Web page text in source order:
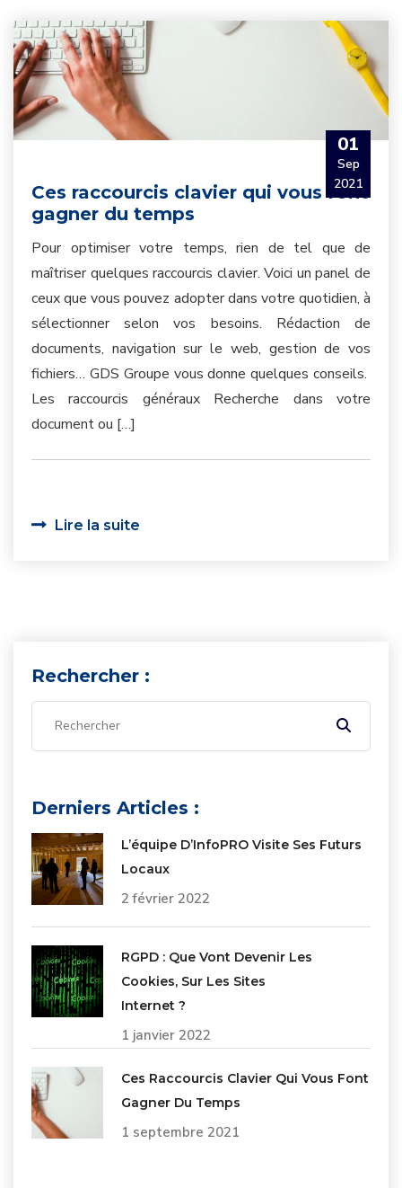
01
Sep
2021
Ces raccourcis clavier qui vous font
gagner du temps
Pour optimiser votre temps, rien de tel que de
maîtriser quelques raccourcis clavier. Voici un panel de
ceux que vous pouvez adopter dans votre quotidien, à
sélectionner selon vos besoins. Rédaction de
documents, navigation sur le web, gestion de vos
fichiers… GDS Groupe vous donne quelques conseils.
Les raccourcis généraux Recherche dans votre
document ou […]
Lire la suite
Rechercher :
Derniers Articles :
L’équipe D’InfoPRO Visite Ses Futurs
Locaux
2 février 2022
RGPD : Que Vont Devenir Les
Cookies, Sur Les Sites
Internet ?
1 janvier 2022
Ces Raccourcis Clavier Qui Vous Font
Gagner Du Temps
1 septembre 2021